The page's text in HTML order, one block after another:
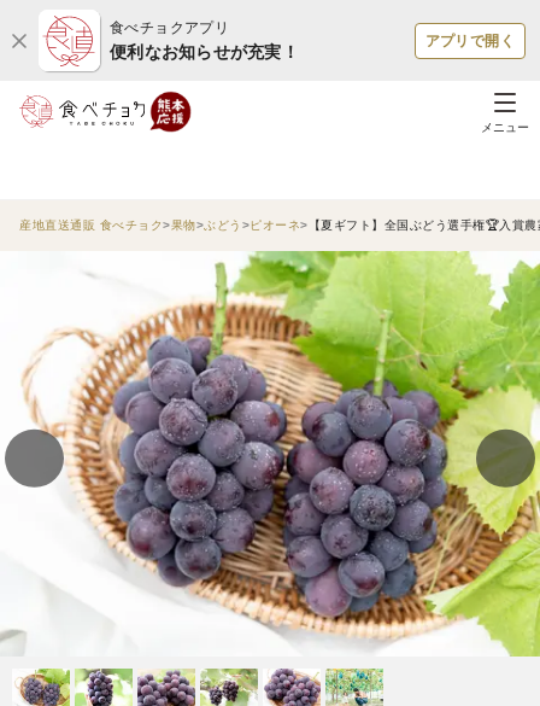
食べチョクアプリ
便利なお知らせが充実！
アプリで開く
メニュー
産地直送通販 食べチョク 果物 ぶどう ピオーネ 【夏ギフト】全国ぶどう選手権🏆入賞